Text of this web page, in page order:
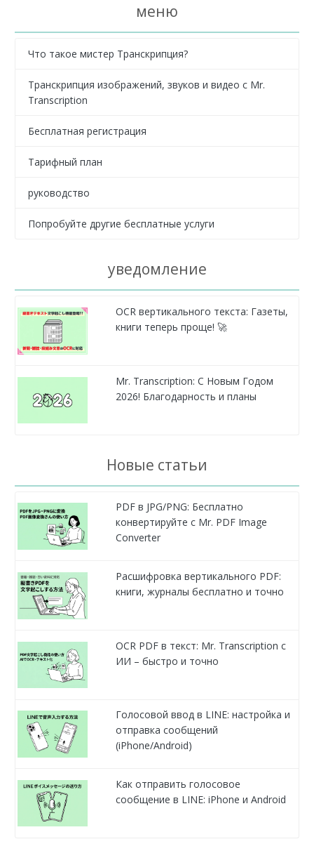
меню
Что такое мистер Транскрипция?
Транскрипция изображений, звуков и видео с Mr.
Transcription
Бесплатная регистрация
Тарифный план
руководство
Попробуйте другие бесплатные услуги
уведомление
OCR вертикального текста: Газеты,
книги теперь проще! 🚀
Mr. Transcription: С Новым Годом
2026! Благодарность и планы
Новые статьи
PDF в JPG/PNG: Бесплатно
конвертируйте с Mr. PDF Image
Converter
Расшифровка вертикального PDF:
книги, журналы бесплатно и точно
OCR PDF в текст: Mr. Transcription с
ИИ – быстро и точно
Голосовой ввод в LINE: настройка и
отправка сообщений
(iPhone/Android)
Как отправить голосовое
сообщение в LINE: iPhone и Android